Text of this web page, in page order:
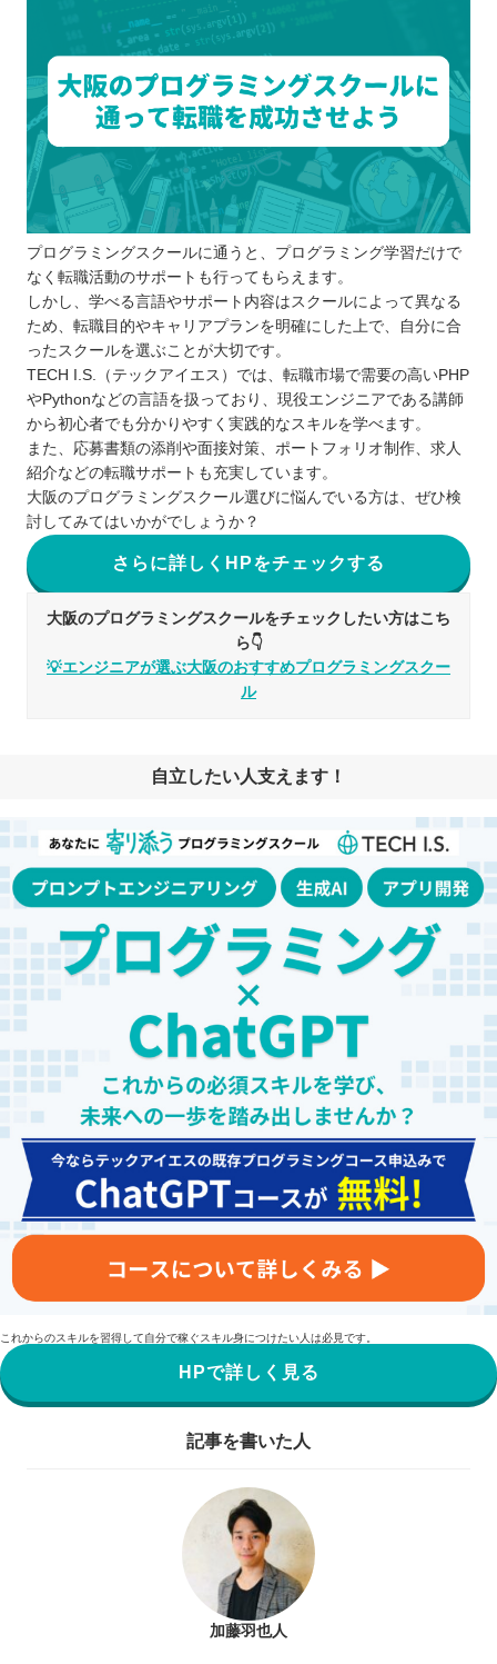
プログラミングスクールに通うと、プログラミング学習だけで
なく転職活動のサポートも行ってもらえます。
しかし、学べる言語やサポート内容はスクールによって異なる
ため、転職目的やキャリアプランを明確にした上で、自分に合
ったスクールを選ぶことが大切です。
TECH I.S.（テックアイエス）では、転職市場で需要の高いPHP
やPythonなどの言語を扱っており、現役エンジニアである講師
から初心者でも分かりやすく実践的なスキルを学べます。
また、応募書類の添削や面接対策、ポートフォリオ制作、求人
紹介などの転職サポートも充実しています。
大阪のプログラミングスクール選びに悩んでいる方は、ぜひ検
討してみてはいかがでしょうか？
さらに詳しくHPをチェックする
大阪のプログラミングスクールをチェックしたい方はこち
ら👇
💡エンジニアが選ぶ大阪のおすすめプログラミングスクー
ル
自立したい人支えます！
これからのスキルを習得して自分で稼ぐスキル身につけたい人は必見です。
HPで詳しく見る
記事を書いた人
加藤羽也人